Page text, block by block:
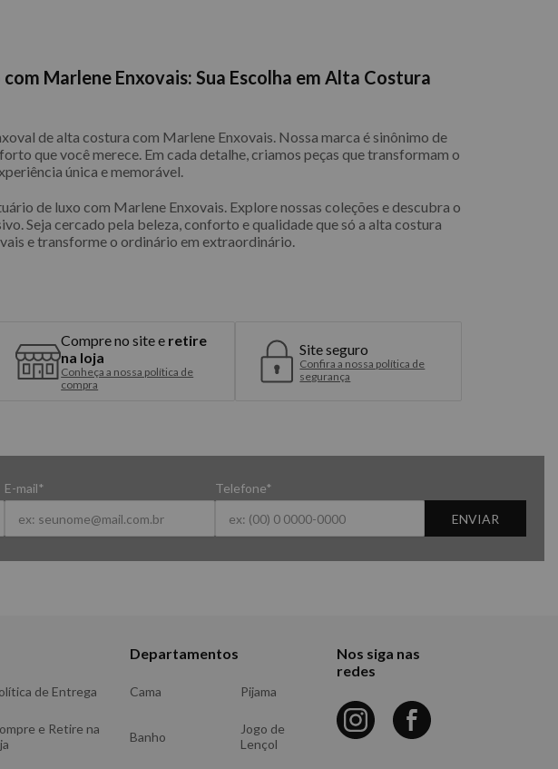
Marlene Enxovais: Sua Escolha em Alta Costura
de alta costura com Marlene Enxovais. Nossa marca é sinônimo de
que você merece. Em cada detalhe, criamos peças que transformam o
única e memorável.
de luxo com Marlene Enxovais. Explore nossas coleções e descubra o
Seja cercado pela beleza, conforto e qualidade que só a alta costura
e transforme o ordinário em extraordinário.
Compre no site e retire
na loja
Conheça a nossa política de
compra
Site seguro
Confira a nossa política de
segurança
E-mail*
Telefone*
ENVIAR
de Entrega
e Retire na
Departamentos
Cama Pijama
Banho
Jogo de
Lençol
Nos siga nas
redes